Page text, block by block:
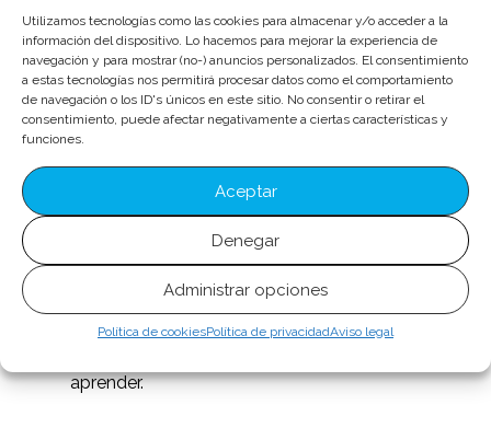
Utilizamos tecnologías como las cookies para almacenar y/o acceder a la
información del dispositivo. Lo hacemos para mejorar la experiencia de
navegación y para mostrar (no-) anuncios personalizados. El consentimiento
a estas tecnologías nos permitirá procesar datos como el comportamiento
de navegación o los ID's únicos en este sitio. No consentir o retirar el
consentimiento, puede afectar negativamente a ciertas características y
funciones.
Aceptar
Denegar
Administrar opciones
Política de cookiesPolítica de privacidadAviso legal
Especialista en marketing digital
Ejecutivo de cuentas
Consultor de marketing
Ventajas adicionales:
comercio electrónico
online han disparado la demanda de
profesionales en este ámbito. Además, el
marketing digital ofrece un campo creativo y
aprender.